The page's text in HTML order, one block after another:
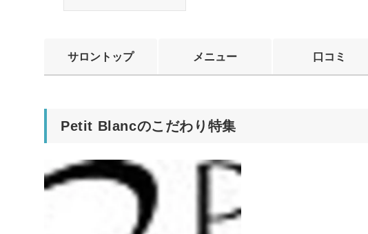
サロントップ メニュー 口コミ
Petit Blancのこだわり特集